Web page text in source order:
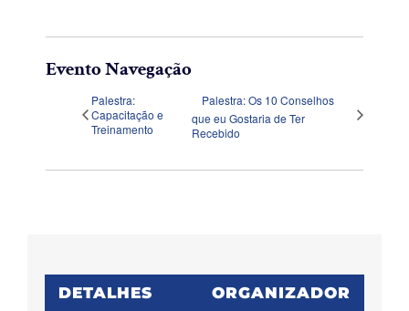
Evento Navegação
Palestra:
Capacitação e
Treinamento
Palestra: Os 10 Conselhos
que eu Gostaria de Ter
Recebido
DETALHES ORGANIZADOR